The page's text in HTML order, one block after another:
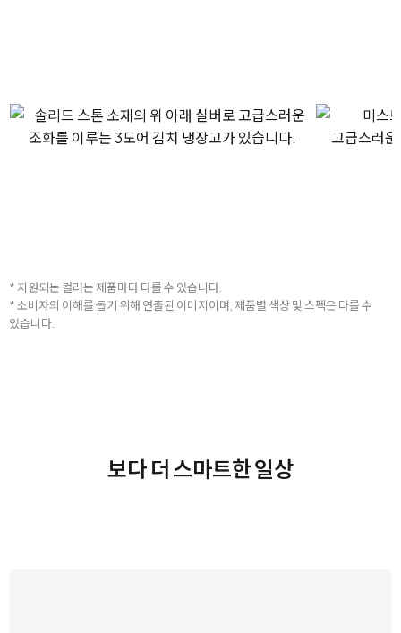
* 지원되는 컬러는 제품마다 다를 수 있습니다.
* 소비자의 이해를 돕기 위해 연출된 이미지이며, 제품별 색상 및 스펙은 다를 수
있습니다.
보다 더 스마트한 일상